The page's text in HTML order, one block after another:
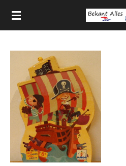
Ga
direct
hoofdinhoud